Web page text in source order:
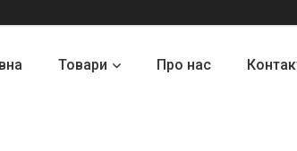
Товари Про нас